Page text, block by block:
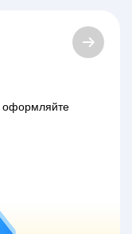
оформляйте